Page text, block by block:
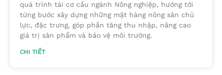
quá trình tái cơ cấu ngành Nông nghiệp, hướng tới
từng bước xây dựng những mặt hàng nông sản chủ
lực, đặc trưng, góp phần tăng thu nhập, nâng cao
giá trị sản phẩm và bảo vệ môi trường.
CHI TIẾT